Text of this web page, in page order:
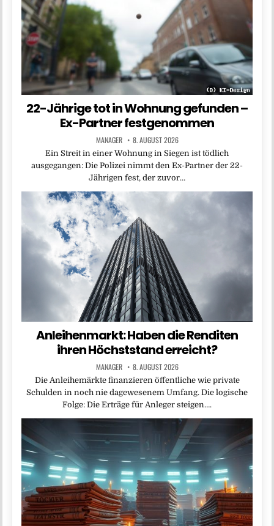
22-Jährige tot in Wohnung gefunden –
Ex-Partner festgenommen
MANAGER 8. AUGUST 2026
Ein Streit in einer Wohnung in Siegen ist tödlich
ausgegangen: Die Polizei nimmt den Ex-Partner der 22-
Jährigen fest, der zuvor…
Anleihenmarkt: Haben die Renditen
ihren Höchststand erreicht?
MANAGER 8. AUGUST 2026
Die Anleihemärkte finanzieren öffentliche wie private
Schulden in noch nie da­gewesenem Umfang. Die logische
Folge: Die Erträge für Anleger steigen….